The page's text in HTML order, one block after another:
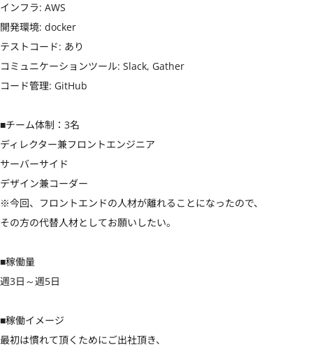
インフラ: AWS
開発環境: docker
テストコード: あり
コミュニケーションツール: Slack, Gather
コード管理: GitHub
■チーム体制：3名
ディレクター兼フロントエンジニア
サーバーサイド
デザイン兼コーダー
※今回、フロントエンドの人材が離れることになったので、
その方の代替人材としてお願いしたい。
■稼働量
週3日～週5日
■稼働イメージ
最初は慣れて頂くためにご出社頂き、